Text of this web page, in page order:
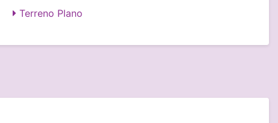
Terreno Plano